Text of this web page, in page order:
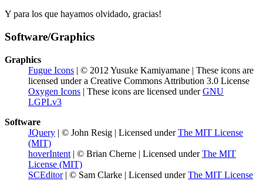
Y para los que hayamos olvidado, gracias!
Software/Graphics
Graphics
Fugue Icons | © 2012 Yusuke Kamiyamane | These icons are
licensed under a Creative Commons Attribution 3.0 License
Oxygen Icons | These icons are licensed underGNU
LGPLv3
Software
JQuery | © John Resig | Licensed underThe MIT License
(MIT)
hoverIntent | © Brian Cherne | Licensed underThe MIT
License (MIT)
SCEditor| © Sam Clarke | Licensed underThe MIT License